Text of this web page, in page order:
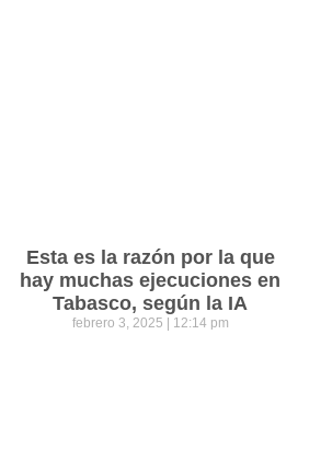
Esta es la razón por la que
hay muchas ejecuciones en
Tabasco, según la IA
febrero 3, 2025 12:14 pm